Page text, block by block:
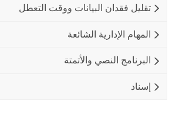
تقليل فقدان البيانات ووقت التعطل
المهام الإدارية الشائعة
البرنامج النصي والأتمتة
إسناد